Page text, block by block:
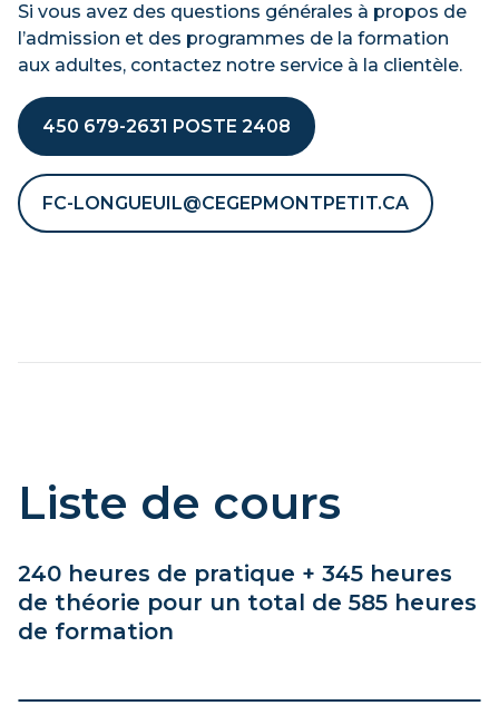
Si vous avez des questions générales à propos de
l’admission et des programmes de la formation
aux adultes, contactez notre service à la clientèle.
450 679-2631 POSTE 2408
FC-LONGUEUIL@CEGEPMONTPETIT.CA
Liste de cours
240 heures de pratique + 345 heures
de théorie pour un total de 585 heures
de formation